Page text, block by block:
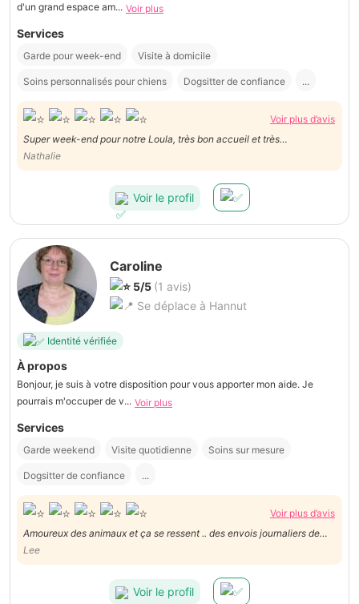
d'un grand espace am... Voir plus
Services
Garde pour week-end Visite à domicile
Soins personnalisés pour chiens Dogsitter de confiance ...
Voir plus d’avis
Super week-end pour notre Loula, très bon accueil et très
professionnelle😉
Nathalie
Voir le profil
Caroline
5/5 (1 avis)
Se déplace à Hannut
Identité vérifiée
À propos
Bonjour, je suis à votre disposition pour vous apporter mon aide. Je
pourrais m'occuper de v... Voir plus
Services
Garde weekend Visite quotidienne Soins sur mesure
Dogsitter de confiance ...
Voir plus d’avis
Amoureux des animaux et ça se ressent .. des envois journaliers de
photo montrant que mon petit chien était heureux ... prestation qui
vaut les 5 étoile
Lee
Voir le profil